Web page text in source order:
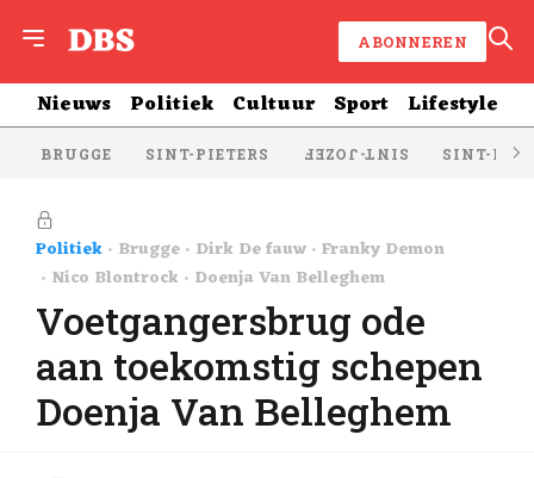
ABONNEREN
Nieuws Politiek Cultuur Sport Lifestyle
BRUGGE SINT-PIETERS SINT-JOZEF SINT-
Politiek Brugge Dirk De fauw Franky Demon
Nico Blontrock Doenja Van Belleghem
Voetgangersbrug ode
aan toekomstig schepen
Doenja Van Belleghem